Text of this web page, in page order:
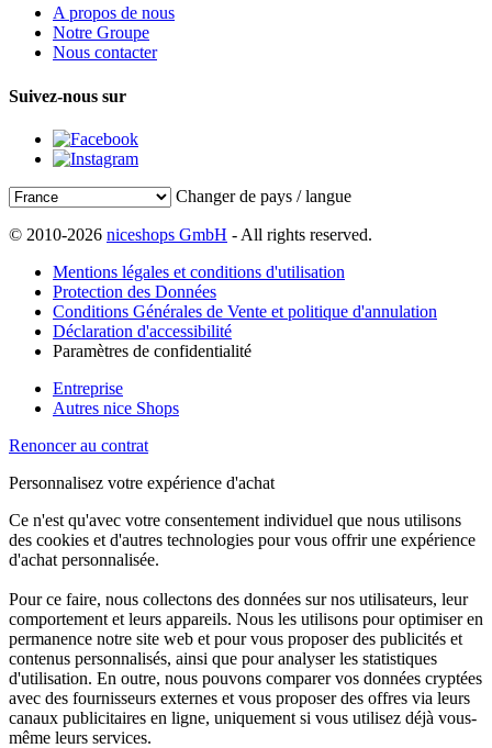
A propos de nous
Notre Groupe
Nous contacter
Suivez-nous sur
Changer de pays / langue
© 2010-2026 niceshops GmbH - All rights reserved.
Mentions légales et conditions d'utilisation
Protection des Données
Conditions Générales de Vente et politique d'annulation
Déclaration d'accessibilité
Paramètres de confidentialité
Entreprise
Autres nice Shops
Renoncer au contrat
Personnalisez votre expérience d'achat
Ce n'est qu'avec votre consentement individuel que nous utilisons
des cookies et d'autres technologies pour vous offrir une expérience
d'achat personnalisée.
Pour ce faire, nous collectons des données sur nos utilisateurs, leur
comportement et leurs appareils. Nous les utilisons pour optimiser en
permanence notre site web et pour vous proposer des publicités et
contenus personnalisés, ainsi que pour analyser les statistiques
d'utilisation. En outre, nous pouvons comparer vos données cryptées
avec des fournisseurs externes et vous proposer des offres via leurs
canaux publicitaires en ligne, uniquement si vous utilisez déjà vous-
même leurs services.